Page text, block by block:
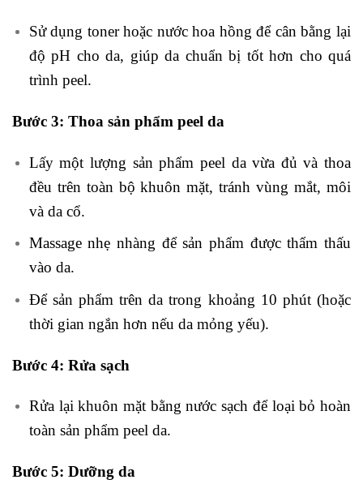
Sử dụng toner hoặc nước hoa hồng để cân bằng lại
độ pH cho da, giúp da chuẩn bị tốt hơn cho quá
trình peel.
Bước 3: Thoa sản phẩm peel da
Lấy một lượng sản phẩm peel da vừa đủ và thoa
đều trên toàn bộ khuôn mặt, tránh vùng mắt, môi
và da cổ.
Massage nhẹ nhàng để sản phẩm được thẩm thấu
vào da.
Để sản phẩm trên da trong khoảng 10 phút (hoặc
thời gian ngắn hơn nếu da mỏng yếu).
Bước 4: Rửa sạch
Rửa lại khuôn mặt bằng nước sạch để loại bỏ hoàn
toàn sản phẩm peel da.
Bước 5: Dưỡng da